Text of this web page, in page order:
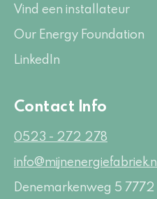
Vind een installateur
Our Energy Foundation
LinkedIn
Contact Info
0523 - 272 278
Denemarkenweg 5 7772